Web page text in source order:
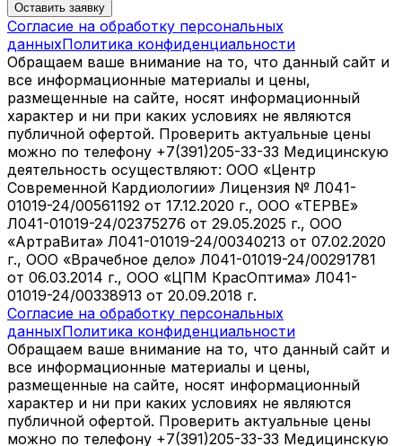
Оставить заявку
Согласие на обработку персональных
данныхПолитика конфиденциальности
Обращаем ваше внимание на то, что данный сайт и
все информационные материалы и цены,
размещенные на сайте, носят информационный
характер и ни при каких условиях не являются
публичной офертой. Проверить актуальные цены
можно по телефону +7(391)205-33-33 Медицинскую
деятельность осуществляют: ООО «Центр
Современной Кардиологии» Лицензия № Л041-
01019-24/00561192 от 17.12.2020 г., ООО «ТЕРВЕ»
Л041-01019-24/02375276 от 29.05.2025 г., ООО
«АртраВита» Л041-01019-24/00340213 от 07.02.2020
г., ООО «Врачебное дело» Л041-01019-24/00291781
от 06.03.2014 г., ООО «ЦПМ КрасОптима» Л041-
01019-24/00338913 от 20.09.2018 г.
Согласие на обработку персональных
данныхПолитика конфиденциальности
Обращаем ваше внимание на то, что данный сайт и
все информационные материалы и цены,
размещенные на сайте, носят информационный
характер и ни при каких условиях не являются
публичной офертой. Проверить актуальные цены
можно по телефону +7(391)205-33-33 Медицинскую